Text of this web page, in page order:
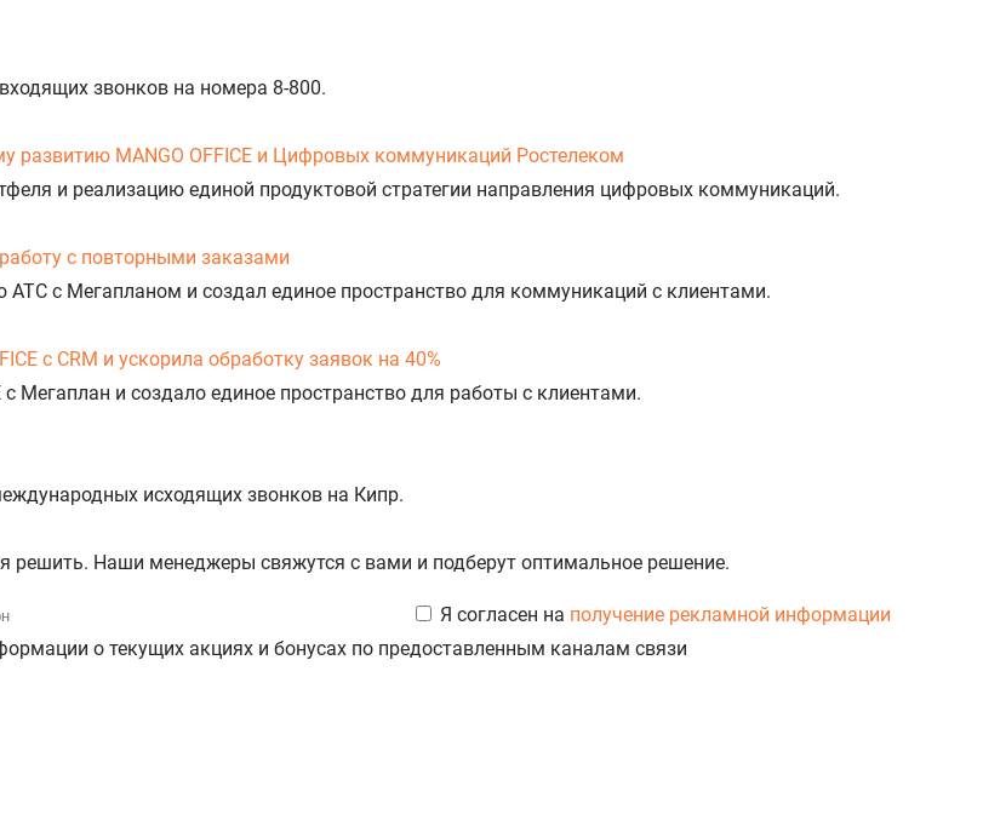
звонков на номера 8-800.
развитию MANGO OFFICE и Цифровых коммуникаций Ростелеком
и реализацию единой продуктовой стратегии направления цифровых коммуникаций.
с повторными заказами
АТС с Мегапланом и создал единое пространство для коммуникаций с клиентами.
с CRM и ускорила обработку заявок на 40%
с Мегаплан и создало единое пространство для работы с клиентами.
исходящих звонков на Кипр.
решить. Наши менеджеры свяжутся с вами и подберут оптимальное решение.
Я согласен на получение рекламной информации
о текущих акциях и бонусах по предоставленным каналам связи